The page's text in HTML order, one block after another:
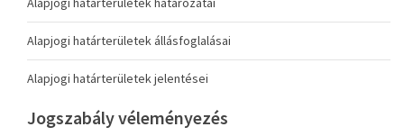
Alapjogi határterületek állásfoglalásai
Alapjogi határterületek jelentései
Jogszabály véleményezés